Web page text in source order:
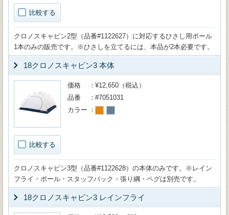
比較する
クロノスキャビン2型（品番#1122627）に対応するひさし用ポール
1本のみの販売です。※ひさしを立てるには、本品が2本必要です。
18クロノスキャビン3 本体
比較する
価格
¥12,650（税込）
品番
#7051031
カラー
クロノスキャビン3型（品番#1122628）の本体のみです。※レイン
フライ・ポール・スタッフバック・張り綱・ペグは別売です。
18クロノスキャビン3 レインフライ